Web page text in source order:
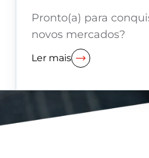
Pronto(a) para
novos mercados?
Ler mais